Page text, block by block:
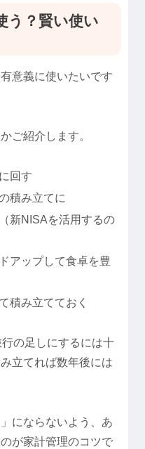
う？賢い使い
意義に使いたいです
ご紹介します。
回す
積み立てに
新NISAを活用するの
アップして食卓を豊
積み立てておく
の足しにするには十
立てれば数年後には
にならないよう、あ
が家計管理のコツで